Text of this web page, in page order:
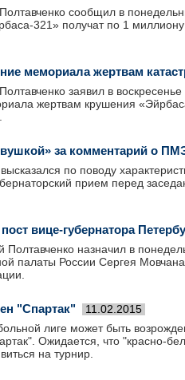
сообщил в
321» получат по 1 миллиону
мемориала жертвам
заявил в воскресенье
жертвам крушения
за комментарий о
по поводу
прием перед
вице-губернатора
Полтавченко назначил в
палаты России Сергея
"Спартак" 11.02.2015
лиге может быть
Ожидается, что "красно-
на турнир.